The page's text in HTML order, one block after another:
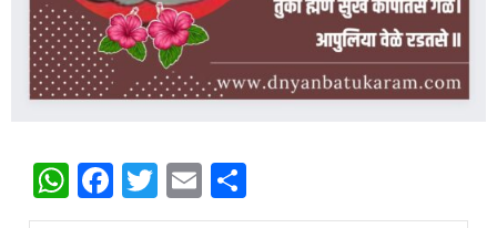
WhatsApp
Facebook
Twitter
Email